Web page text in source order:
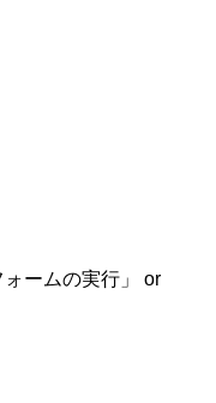
ームの実行」 or